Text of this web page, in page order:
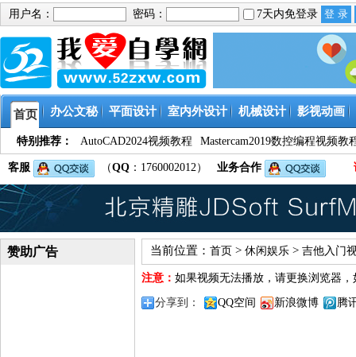
用户名： 密码： 7天内免登录
首页 办公文秘 平面设计 室内外设计 机械设计 影视动画
特别推荐： AutoCAD2024视频教程 Mastercam2019数控编程视频教
客服 （QQ ：1760002012） 业务合作
赞助广告 当前位置： 首页 > 休闲娱乐 > 吉他入门
注意： 如果视频无法播放，请更换浏览器，
分享到： QQ空间 新浪微博 腾